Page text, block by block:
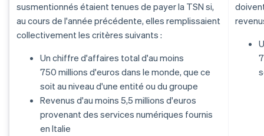
susmentionnés étaient tenues de payer la TSN si,
au cours de l'année précédente, elles remplissaient
collectivement les critères suivants :
Un chiffre d'affaires total d'au moins
750 millions d'euros dans le monde, que ce
soit au niveau d'une entité ou du groupe
Revenus d'au moins 5,5 millions d'euros
provenant des services numériques fournis
en Italie